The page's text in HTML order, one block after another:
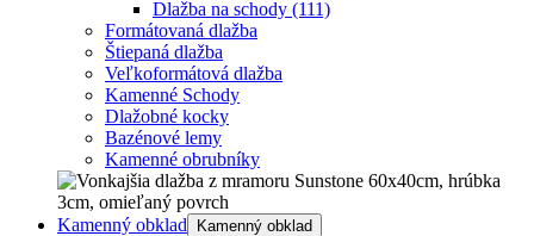
Dlažba na schody (111)
Formátovaná dlažba
Štiepaná dlažba
Veľkoformátová dlažba
Kamenné Schody
Dlažobné kocky
Bazénové lemy
Kamenné obrubníky
Kamenný obklad Kamenný obklad